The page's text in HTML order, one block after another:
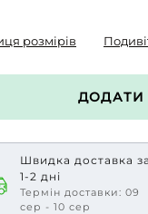
розмірів
Швидка доставка за
1-2 дні
Термін доставки: 09
сер - 10 сер